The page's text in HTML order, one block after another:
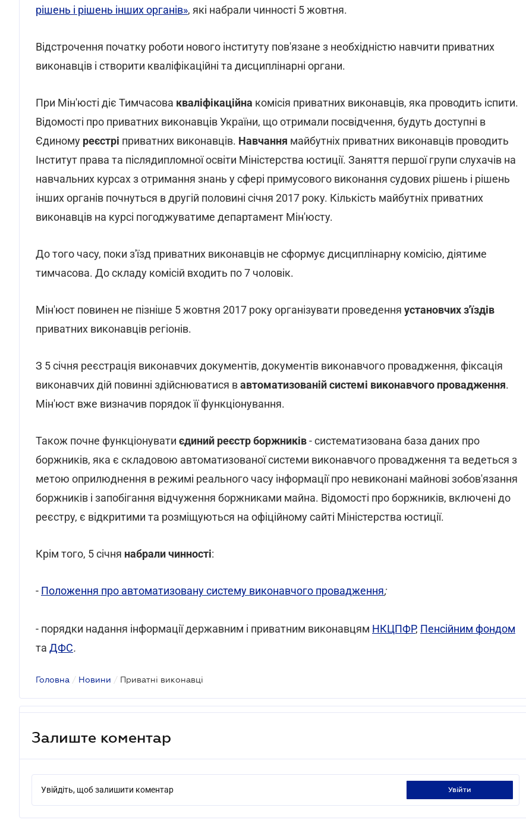
рішень і рішень інших органів», які набрали чинності 5 жовтня.
Відстрочення початку роботи нового інституту пов'язане з необхідністю навчити приватних
виконавців і створити кваліфікаційні та дисциплінарні органи.
При Мін'юсті діє Тимчасова кваліфікаційна комісія приватних виконавців, яка проводить іспити.
Відомості про приватних виконавців України, що отримали посвідчення, будуть доступні в
Єдиному реєстрі приватних виконавців. Навчання майбутніх приватних виконавців проводить
Інститут права та післядипломної освіти Міністерства юстиції. Заняття першої групи слухачів на
навчальних курсах з отримання знань у сфері примусового виконання судових рішень і рішень
інших органів почнуться в другій половині січня 2017 року. Кількість майбутніх приватних
виконавців на курсі погоджуватиме департамент Мін'юсту.
До того часу, поки з'їзд приватних виконавців не сформує дисциплінарну комісію, діятиме
тимчасова. До складу комісій входить по 7 чоловік.
Мін'юст повинен не пізніше 5 жовтня 2017 року організувати проведення установчих з'їздів
приватних виконавців регіонів.
З 5 січня реєстрація виконавчих документів, документів виконавчого провадження, фіксація
виконавчих дій повинні здійснюватися вавтоматизованій системі виконавчого провадження.
Мін'юст вже визначив порядок її функціонування.
Також почне функціонувати єдиний реєстр боржників- систематизована база даних про
боржників, яка є складовою автоматизованої системи виконавчого провадження та ведеться з
метою оприлюднення в режимі реального часу інформації про невиконані майнові зобов'язання
боржників і запобігання відчуження боржниками майна. Відомості про боржників, включені до
реєстру, є відкритими та розміщуються на офіційному сайті Міністерства юстиції.
Крім того, 5 січня набрали чинності:
- Положення про автоматизовану систему виконавчого провадження;
- порядки надання інформації державним і приватним виконавцям НКЦПФР, Пенсійним фондом
та ДФС.
Головна / Новини / Приватні виконавці
Залиште коментар
Увійдіть, щоб залишити коментар увійти